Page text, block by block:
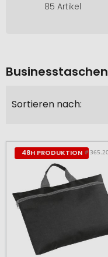
85 Artikel
Sortieren nach:
48H PRODUKTION #